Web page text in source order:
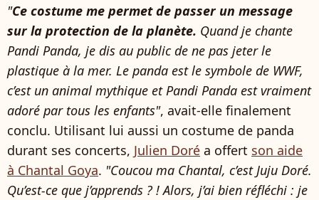
"Ce costume me permet de passer un message
sur la protection de la planète. Quand je chante
Pandi Panda, je dis au public de ne pas jeter le
plastique à la mer. Le panda est le symbole de WWF,
c’est un animal mythique et Pandi Panda est vraiment
adoré par tous les enfants", avait-elle finalement
conclu. Utilisant lui aussi un costume de panda
durant ses concerts, Julien Doré a offert son aide
à Chantal Goya. "Coucou ma Chantal, c’est Juju Doré.
Qu’est-ce que j’apprends ? ! Alors, j’ai bien réfléchi : je